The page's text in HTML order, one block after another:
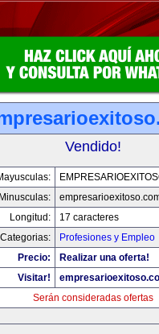
Vendido!
Minusculas:
Longitud:
17 caracteres
Categorias:
Profesiones y Empleo
Precio:
Realizar una oferta!
Visitar!
Serán consideradas ofertas